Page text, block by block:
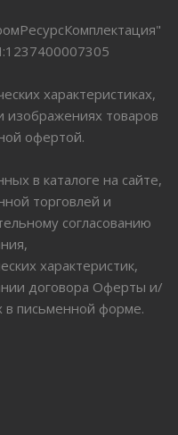
характеристиках,
изображениях товаров
офертой.
в каталоге на сайте,
торговлей и
согласованию
характеристик,
договора Оферты и/
в письменной форме.